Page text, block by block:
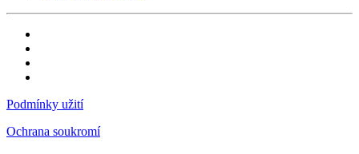
Podmínky užití
Ochrana soukromí